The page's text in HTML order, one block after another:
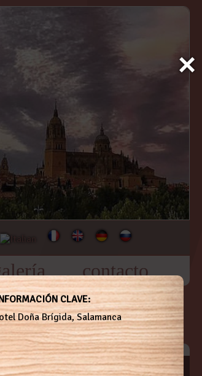
contacto
×
CLAVE:
Doña Brígida, Salamanca